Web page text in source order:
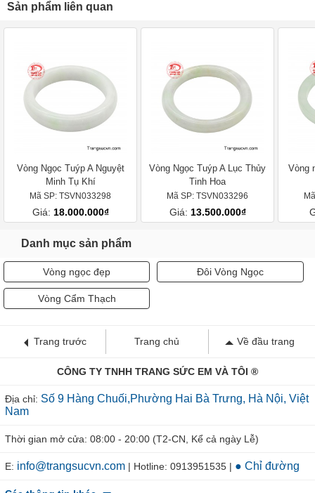
Sản phẩm liên quan
Vòng Ngọc Tuýp A Nguyệt
Minh Tụ Khí
Mã SP: TSVN033298
Giá: 18.000.000₫
Vòng Ngọc Tuýp A Lục Thủy
Tinh Hoa
Mã SP: TSVN033296
Giá: 13.500.000₫
Vòng
Danh mục sản phẩm
Vòng ngọc đẹp Đôi Vòng Ngọc
Vòng Cẩm Thạch
Trang trước Trang chủ Về đầu trang
CÔNG TY TNHH TRANG SỨC EM VÀ TÔI ®
Địa chỉ: Số 9 Hàng Chuối,Phường Hai Bà Trưng, Hà Nội, Việt
Nam
Thời gian mở cửa: 08:00 - 20:00 (T2-CN, Kể cả ngày Lễ)
E: info@trangsucvn.com | Hotline: 0913951535 | ● Chỉ đường